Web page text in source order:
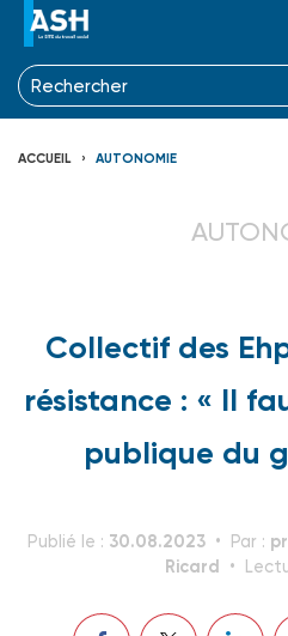
ACCUEIL AUTONOMIE
Collectif des
résistance : « Il
publique du
Publié le : 30.08.2023 Par :
Ricard